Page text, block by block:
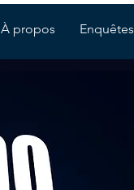
À propos Enquêtes